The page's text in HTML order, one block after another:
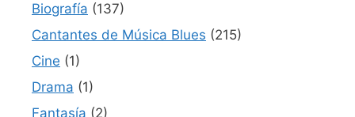
Biografía (137)
Cantantes de Música Blues (215)
Cine (1)
Drama (1)
Fantasía (2)